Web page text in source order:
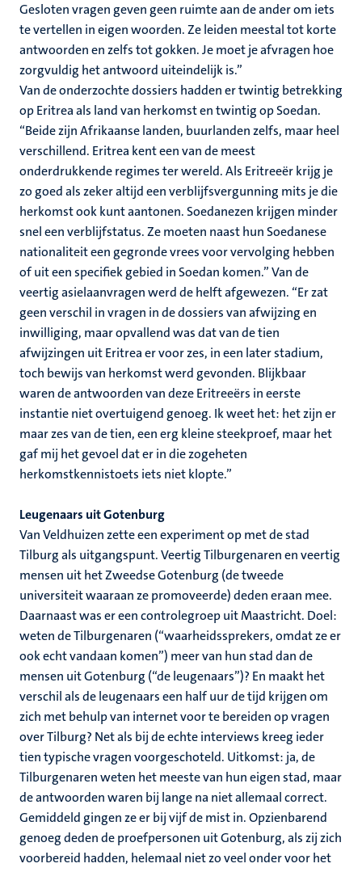
Gesloten vragen geven geen ruimte aan de ander om iets
te vertellen in eigen woorden. Ze leiden meestal tot korte
antwoorden en zelfs tot gokken. Je moet je afvragen hoe
zorgvuldig het antwoord uiteindelijk is.”
Van de onderzochte dossiers hadden er twintig betrekking
op Eritrea als land van herkomst en twintig op Soedan.
“Beide zijn Afrikaanse landen, buurlanden zelfs, maar heel
verschillend. Eritrea kent een van de meest
onderdrukkende regimes ter wereld. Als Eritreeër krijg je
zo goed als zeker altijd een verblijfsvergunning mits je die
herkomst ook kunt aantonen. Soedanezen krijgen minder
snel een verblijfstatus. Ze moeten naast hun Soedanese
nationaliteit een gegronde vrees voor vervolging hebben
of uit een specifiek gebied in Soedan komen.” Van de
veertig asielaanvragen werd de helft afgewezen. “Er zat
geen verschil in vragen in de dossiers van afwijzing en
inwilliging, maar opvallend was dat van de tien
afwijzingen uit Eritrea er voor zes, in een later stadium,
toch bewijs van herkomst werd gevonden. Blijkbaar
waren de antwoorden van deze Eritreeërs in eerste
instantie niet overtuigend genoeg. Ik weet het: het zijn er
maar zes van de tien, een erg kleine steekproef, maar het
gaf mij het gevoel dat er in die zogeheten
herkomstkennistoets iets niet klopte.”
Leugenaars uit Gotenburg
Van Veldhuizen zette een experiment op met de stad
Tilburg als uitgangspunt. Veertig Tilburgenaren en veertig
mensen uit het Zweedse Gotenburg (de tweede
universiteit waaraan ze promoveerde) deden eraan mee.
Daarnaast was er een controlegroep uit Maastricht. Doel:
weten de Tilburgenaren (“waarheidssprekers, omdat ze er
ook echt vandaan komen”) meer van hun stad dan de
mensen uit Gotenburg (“de leugenaars”)? En maakt het
verschil als de leugenaars een half uur de tijd krijgen om
zich met behulp van internet voor te bereiden op vragen
over Tilburg? Net als bij de echte interviews kreeg ieder
tien typische vragen voorgeschoteld. Uitkomst: ja, de
Tilburgenaren weten het meeste van hun eigen stad, maar
de antwoorden waren bij lange na niet allemaal correct.
Gemiddeld gingen ze er bij vijf de mist in. Opzienbarend
genoeg deden de proefpersonen uit Gotenburg, als zij zich
voorbereid hadden, helemaal niet zo veel onder voor het